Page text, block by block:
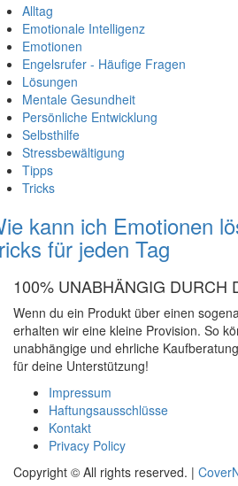
Alltag
Emotionale Intelligenz
Emotionen
Engelsrufer - Häufige Fragen
Lösungen
Mentale Gesundheit
Persönliche Entwicklung
Selbsthilfe
Stressbewältigung
Tipps
Tricks
kann ich Emotionen
für jeden Tag
100% UNABHÄNGIG DURCH
Wenn du ein Produkt über einen
erhalten wir eine kleine Provision. So
unabhängige und ehrliche
für deine Unterstützung!
Impressum
Haftungsausschlüsse
Kontakt
Privacy Policy
Copyright © All rights reserved. |